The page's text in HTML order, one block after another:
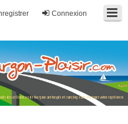
Connexion
de fourgons, fourgons
votre expérience.